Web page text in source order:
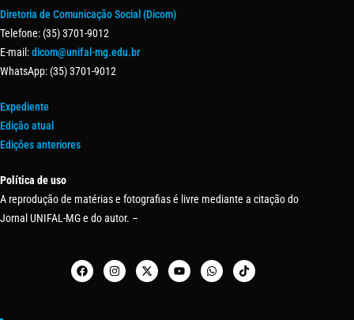
Diretoria de Comunicação Social (Dicom)
Telefone: (35) 3701-9012
E-mail:dicom@unifal-mg.edu.br
WhatsApp: (35) 3701-9012
Expediente
Edição atual
Edições anteriores
Política de uso
A reprodução de matérias e fotografias é livre mediante a citação do
Jornal UNIFAL-MG e do autor. –